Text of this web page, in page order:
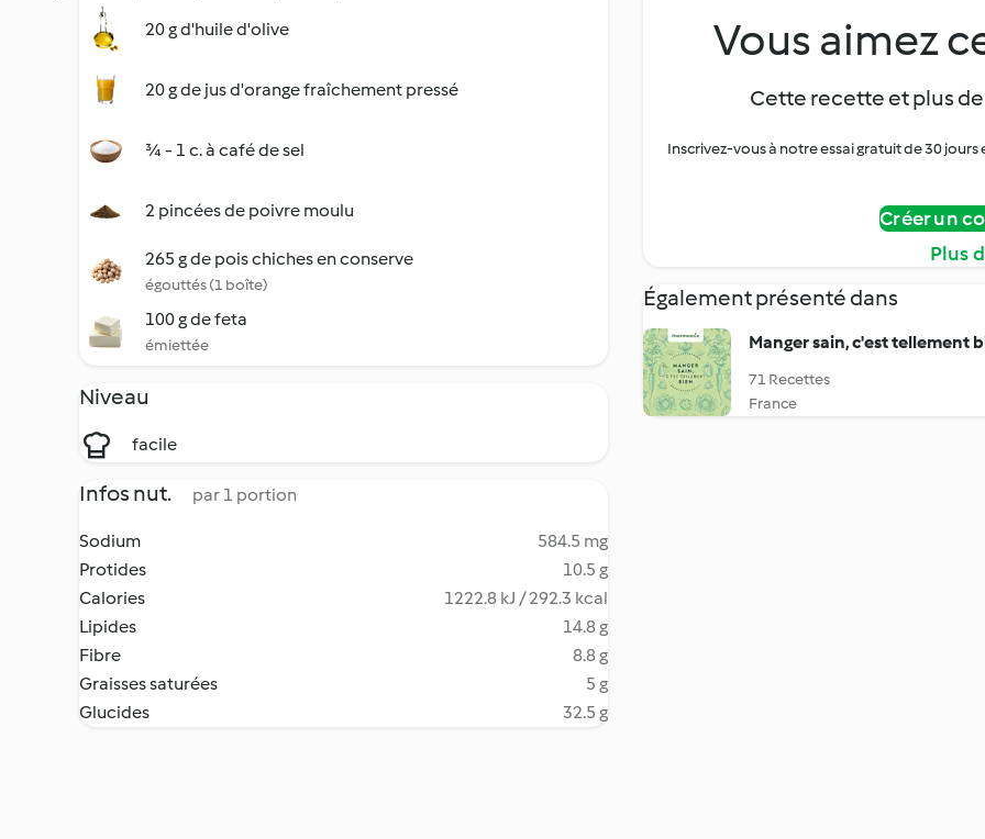
20 g d'huile d'olive
20 g de jus d'orange fraîchement pressé
¾ - 1 c. à café de sel
2 pincées de poivre moulu
265 g de pois chiches en conserve
égouttés (1 boîte)
100 g de feta
émiettée
Niveau
facile
Infos nut. par 1 portion
Sodium
584.5 mg
Protides
10.5 g
Calories
1222.8 kJ / 292.3 kcal
Lipides
14.8 g
Fibre
8.8 g
Graisses saturées
5 g
Glucides
32.5 g
Vous aimez
Cette recette et plus
Inscrivez-vous à notre essai gratuit de 30
Créer un
Plus
Également présenté dans
Manger sain, c'est tellement
71 Recettes
France